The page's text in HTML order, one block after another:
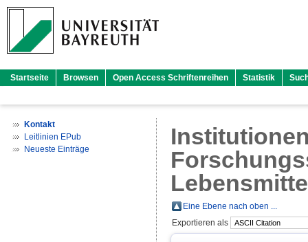
Startseite Browsen Open Access Schriftenreihen Statistik
Kontakt
Leitlinien EPub
Neueste Einträge
Eine Ebene nach oben ...
Exportieren als